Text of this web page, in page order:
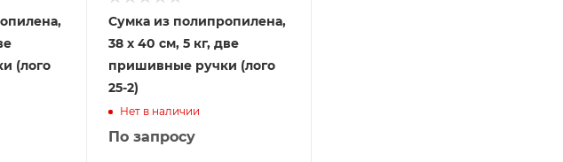
(лого
Сумка из полипропилена,
38 х 40 см, 5 кг, две
пришивные ручки (лого
25-2)
Нет в наличии
По запросу